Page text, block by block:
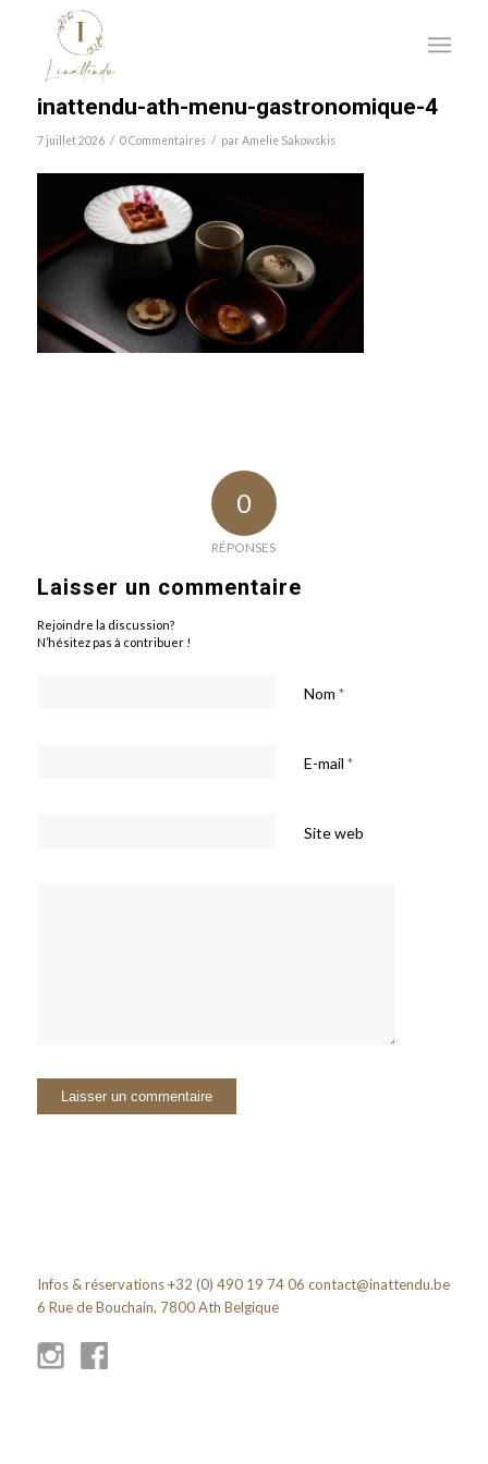
inattendu-ath-menu-gastronomique-4
7 juillet 2026 / 0 Commentaires / par Amelie Sakowskis
0
RÉPONSES
Laisser un commentaire
Rejoindre la discussion?
N’hésitez pas à contribuer !
Nom *
E-mail *
Site web
Infos & réservations +32 (0) 490 19 74 06 contact@inattendu.be
6 Rue de Bouchain, 7800 Ath Belgique